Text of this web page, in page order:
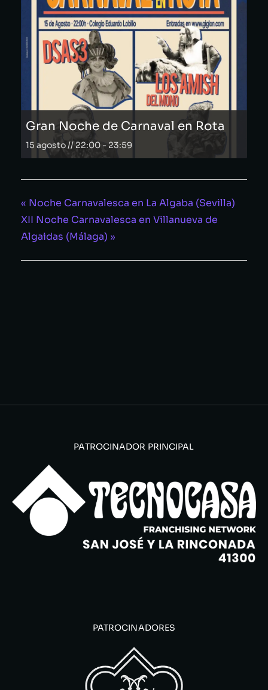
Gran Noche de Carnaval en Rota
15 agosto // 22:00 - 23:59
« Noche Carnavalesca en La Algaba (Sevilla)
XII Noche Carnavalesca en Villanueva de
Algaidas (Málaga) »
PATROCINADOR PRINCIPAL
PATROCINADORES